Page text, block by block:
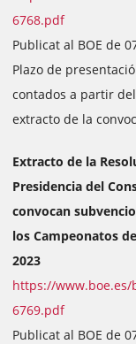
6768.pdf
Publicat al BOE de
Plazo de
contados a partir
extracto de la
Extracto de la
Presidencia del
convocan
los Campeonatos
2023
https://www.boe.es/
6769.pdf
Publicat al BOE de